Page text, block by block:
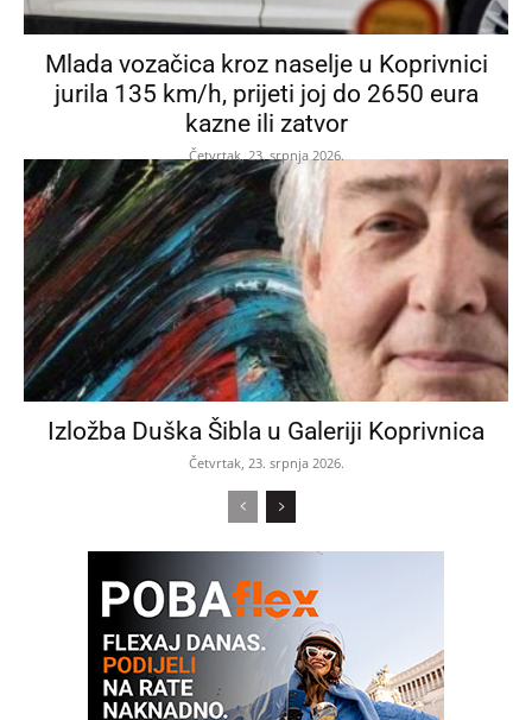
Mlada vozačica kroz naselje u Koprivnici
jurila 135 km/h, prijeti joj do 2650 eura
kazne ili zatvor
Četvrtak, 23. srpnja 2026.
Izložba Duška Šibla u Galeriji Koprivnica
Četvrtak, 23. srpnja 2026.